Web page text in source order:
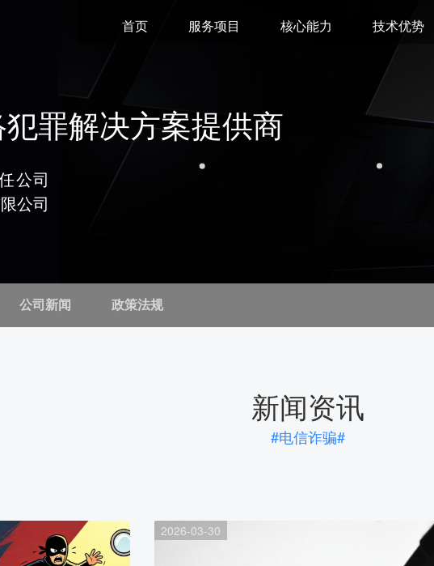
首页 服务项目 核心能力 技术优势
罪解决方案提供商
公司
公司
公司新闻 政策法规
新闻资讯
#电信诈骗#
2026-03-30